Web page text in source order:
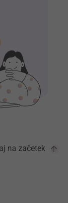
na začetek